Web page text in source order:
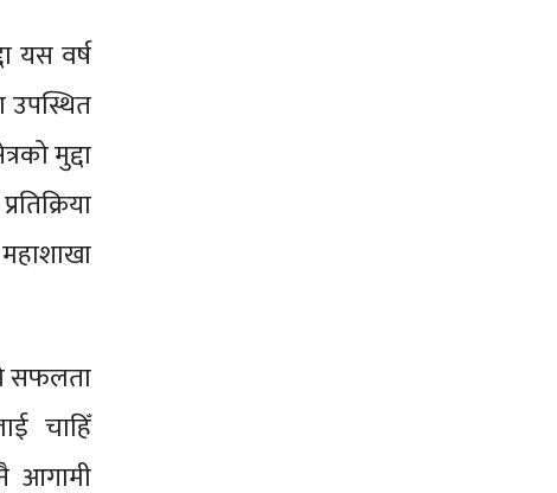
यस वर्ष
उपस्थित
मुद्दा
सफलता
चाहिँ
आगामी